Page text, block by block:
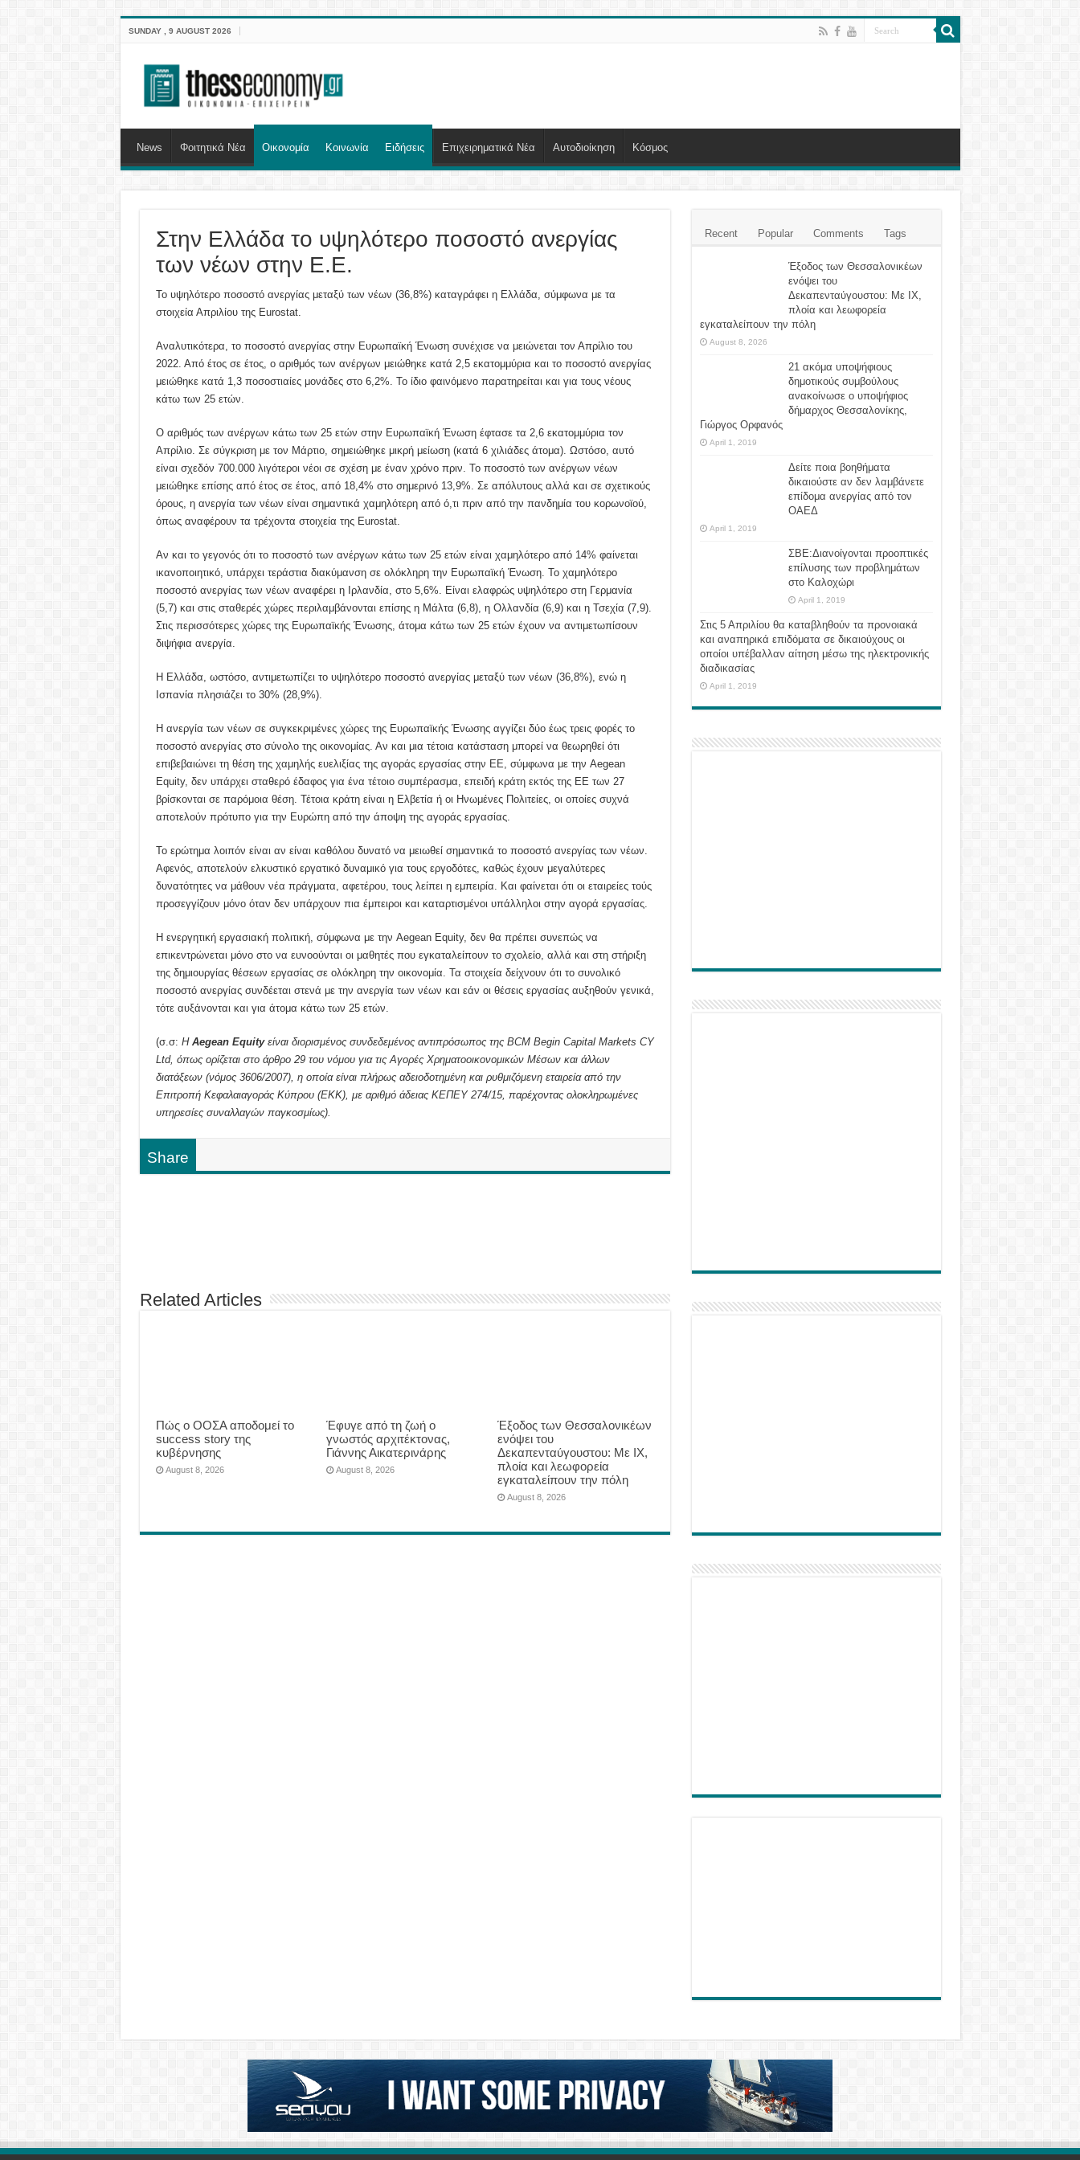
SUNDAY , 9 AUGUST 2026
News Φοιτητικά Νέα Οικονομία Κοινωνία Ειδήσεις Επιχειρηματικά Νέα Αυτοδιοίκηση Κόσμος
Στην Ελλάδα το υψηλότερο ποσοστό ανεργίας
των νέων στην Ε.Ε.
Το υψηλότερο ποσοστό ανεργίας μεταξύ των νέων (36,8%) καταγράφει η Ελλάδα, σύμφωνα με τα
στοιχεία Απριλίου της Eurostat.
Αναλυτικότερα, το ποσοστό ανεργίας στην Ευρωπαϊκή Ένωση συνέχισε να μειώνεται τον Απρίλιο του
2022. Από έτος σε έτος, ο αριθμός των ανέργων μειώθηκε κατά 2,5 εκατομμύρια και το ποσοστό ανεργίας
μειώθηκε κατά 1,3 ποσοστιαίες μονάδες στο 6,2%. Το ίδιο φαινόμενο παρατηρείται και για τους νέους
κάτω των 25 ετών.
Ο αριθμός των ανέργων κάτω των 25 ετών στην Ευρωπαϊκή Ένωση έφτασε τα 2,6 εκατομμύρια τον
Απρίλιο. Σε σύγκριση με τον Μάρτιο, σημειώθηκε μικρή μείωση (κατά 6 χιλιάδες άτομα). Ωστόσο, αυτό
είναι σχεδόν 700.000 λιγότεροι νέοι σε σχέση με έναν χρόνο πριν. Το ποσοστό των ανέργων νέων
μειώθηκε επίσης από έτος σε έτος, από 18,4% στο σημερινό 13,9%. Σε απόλυτους αλλά και σε σχετικούς
όρους, η ανεργία των νέων είναι σημαντικά χαμηλότερη από ό,τι πριν από την πανδημία του κορωνοϊού,
όπως αναφέρουν τα τρέχοντα στοιχεία της Eurostat.
Αν και το γεγονός ότι το ποσοστό των ανέργων κάτω των 25 ετών είναι χαμηλότερο από 14% φαίνεται
ικανοποιητικό, υπάρχει τεράστια διακύμανση σε ολόκληρη την Ευρωπαϊκή Ένωση. Το χαμηλότερο
ποσοστό ανεργίας των νέων αναφέρει η Ιρλανδία, στο 5,6%. Είναι ελαφρώς υψηλότερο στη Γερμανία
(5,7) και στις σταθερές χώρες περιλαμβάνονται επίσης η Μάλτα (6,8), η Ολλανδία (6,9) και η Τσεχία (7,9).
Στις περισσότερες χώρες της Ευρωπαϊκής Ένωσης, άτομα κάτω των 25 ετών έχουν να αντιμετωπίσουν
διψήφια ανεργία.
Η Ελλάδα, ωστόσο, αντιμετωπίζει το υψηλότερο ποσοστό ανεργίας μεταξύ των νέων (36,8%), ενώ η
Ισπανία πλησιάζει το 30% (28,9%).
Η ανεργία των νέων σε συγκεκριμένες χώρες της Ευρωπαϊκής Ένωσης αγγίζει δύο έως τρεις φορές το
ποσοστό ανεργίας στο σύνολο της οικονομίας. Αν και μια τέτοια κατάσταση μπορεί να θεωρηθεί ότι
επιβεβαιώνει τη θέση της χαμηλής ευελιξίας της αγοράς εργασίας στην ΕΕ, σύμφωνα με την Aegean
Equity, δεν υπάρχει σταθερό έδαφος για ένα τέτοιο συμπέρασμα, επειδή κράτη εκτός της ΕΕ των 27
βρίσκονται σε παρόμοια θέση. Τέτοια κράτη είναι η Ελβετία ή οι Ηνωμένες Πολιτείες, οι οποίες συχνά
αποτελούν πρότυπο για την Ευρώπη από την άποψη της αγοράς εργασίας.
Το ερώτημα λοιπόν είναι αν είναι καθόλου δυνατό να μειωθεί σημαντικά το ποσοστό ανεργίας των νέων.
Αφενός, αποτελούν ελκυστικό εργατικό δυναμικό για τους εργοδότες, καθώς έχουν μεγαλύτερες
δυνατότητες να μάθουν νέα πράγματα, αφετέρου, τους λείπει η εμπειρία. Και φαίνεται ότι οι εταιρείες τούς
προσεγγίζουν μόνο όταν δεν υπάρχουν πια έμπειροι και καταρτισμένοι υπάλληλοι στην αγορά εργασίας.
Η ενεργητική εργασιακή πολιτική, σύμφωνα με την Aegean Equity, δεν θα πρέπει συνεπώς να
επικεντρώνεται μόνο στο να ευνοούνται οι μαθητές που εγκαταλείπουν το σχολείο, αλλά και στη στήριξη
της δημιουργίας θέσεων εργασίας σε ολόκληρη την οικονομία. Τα στοιχεία δείχνουν ότι το συνολικό
ποσοστό ανεργίας συνδέεται στενά με την ανεργία των νέων και εάν οι θέσεις εργασίας αυξηθούν γενικά,
τότε αυξάνονται και για άτομα κάτω των 25 ετών.
(σ.σ: Η Aegean Equityείναι διορισμένος συνδεδεμένος αντιπρόσωπος της BCM Begin Capital Markets CY
Ltd, όπως ορίζεται στο άρθρο 29 του νόμου για τις Αγορές Χρηματοοικονομικών Μέσων και άλλων
διατάξεων (νόμος 3606/2007), η οποία είναι πλήρως αδειοδοτημένη και ρυθμιζόμενη εταιρεία από την
Επιτροπή Κεφαλαιαγοράς Κύπρου (ΕΚΚ), με αριθμό άδειας ΚΕΠΕΥ 274/15, παρέχοντας ολοκληρωμένες
υπηρεσίες συναλλαγών παγκοσμίως).
Share
Related Articles
Πώς ο ΟΟΣΑ αποδομεί το
success story της
κυβέρνησης
August 8, 2026
Έφυγε από τη ζωή ο
γνωστός αρχιτέκτονας,
Γιάννης Αικατερινάρης
August 8, 2026
Έξοδος των Θεσσαλονικέων
ενόψει του
Δεκαπενταύγουστου: Με ΙΧ,
πλοία και λεωφορεία
εγκαταλείπουν την πόλη
August 8, 2026
Recent Popular Comments Tags
Έξοδος των Θεσσαλονικέων
ενόψει του
Δεκαπενταύγουστου: Με ΙΧ,
πλοία και λεωφορεία
εγκαταλείπουν την πόλη
August 8, 2026
21 ακόμα υποψήφιους
δημοτικούς συμβούλους
ανακοίνωσε ο υποψήφιος
δήμαρχος Θεσσαλονίκης,
Γιώργος Ορφανός
April 1, 2019
Δείτε ποια βοηθήματα
δικαιούστε αν δεν λαμβάνετε
επίδομα ανεργίας από τον
ΟΑΕΔ
April 1, 2019
ΣΒΕ:Διανοίγονται προοπτικές
επίλυσης των προβλημάτων
στο Καλοχώρι
April 1, 2019
Στις 5 Απριλίου θα καταβληθούν τα προνοιακά
και αναπηρικά επιδόματα σε δικαιούχους οι
οποίοι υπέβαλλαν αίτηση μέσω της ηλεκτρονικής
διαδικασίας
April 1, 2019